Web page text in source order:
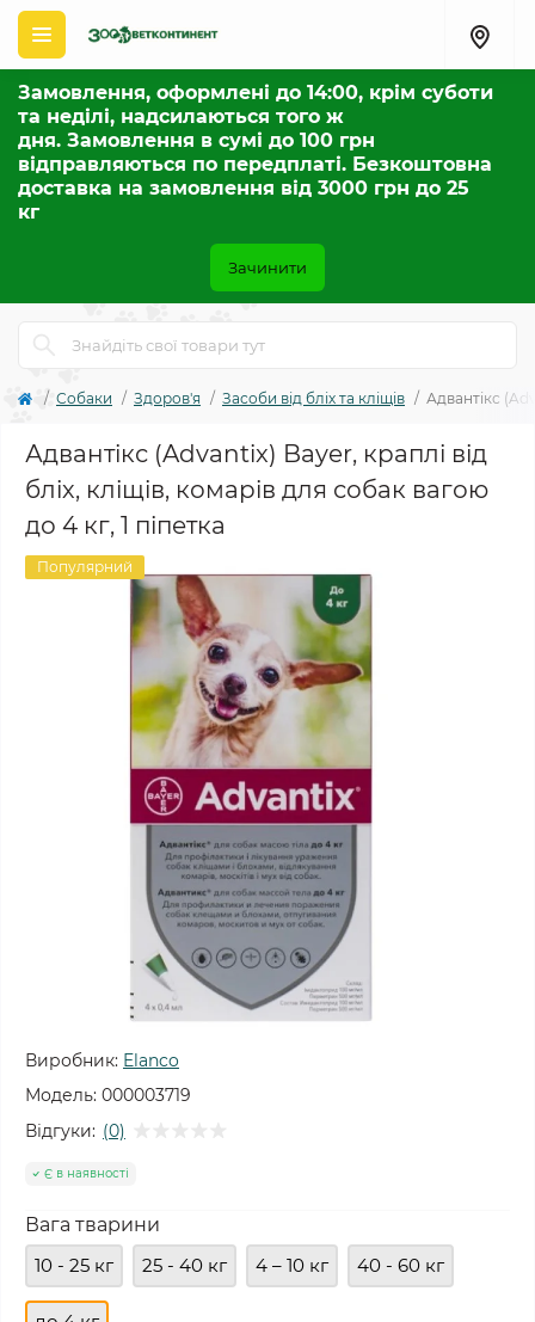
Замовлення, оформлені до 14:00, крім суботи
та неділі, надсилаються того ж
дня. Замовлення в сумі до 100 грн
відправляються по передплаті. Безкоштовна
доставка на замовлення від 3000 грн до 25
кг
Зачинити
Собаки Здоров'я Засоби від бліх та кліщів Адвантікс
Адвантікс (Advantix) Bayer, краплі від
бліх, кліщів, комарів для собак вагою
до 4 кг, 1 піпетка
Популярний
Виробник: Elanco
Модель: 000003719
Відгуки: (0)
Є в наявності
Вага тварини
10 - 25 кг
25 - 40 кг 4 – 10 кг 40 - 60 кг